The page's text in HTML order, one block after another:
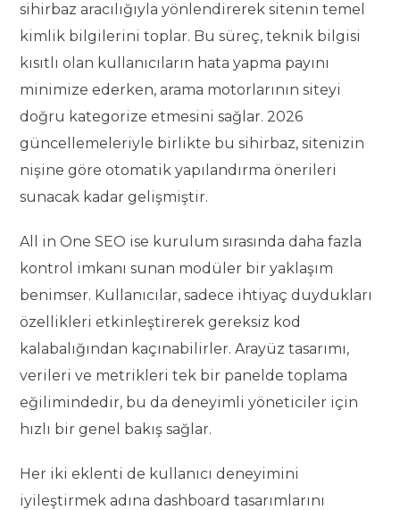
sihirbaz aracılığıyla yönlendirerek sitenin temel
kimlik bilgilerini toplar. Bu süreç, teknik bilgisi
kısıtlı olan kullanıcıların hata yapma payını
minimize ederken, arama motorlarının siteyi
doğru kategorize etmesini sağlar. 2026
güncellemeleriyle birlikte bu sihirbaz, sitenizin
nişine göre otomatik yapılandırma önerileri
sunacak kadar gelişmiştir.
All in One SEO ise kurulum sırasında daha fazla
kontrol imkanı sunan modüler bir yaklaşım
benimser. Kullanıcılar, sadece ihtiyaç duydukları
özellikleri etkinleştirerek gereksiz kod
kalabalığından kaçınabilirler. Arayüz tasarımı,
verileri ve metrikleri tek bir panelde toplama
eğilimindedir, bu da deneyimli yöneticiler için
hızlı bir genel bakış sağlar.
Her iki eklenti de kullanıcı deneyimini
iyileştirmek adına dashboard tasarımlarını